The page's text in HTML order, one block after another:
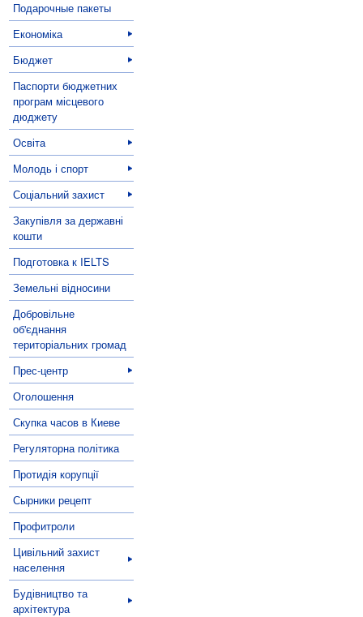
Подарочные пакеты
Економіка
Бюджет
Паспорти бюджетних
програм місцевого
дюджету
Освіта
Молодь і спорт
Соціальний захист
Закупівля за державні
кошти
Подготовка к IELTS
Земельні відносини
Добровільне
об'єднання
територіальних громад
Прес-центр
Оголошення
Скупка часов в Киеве
Регуляторна політика
Протидія корупції
Сырники рецепт
Профитроли
Цивільний захист
населення
Будівництво та
архітектура